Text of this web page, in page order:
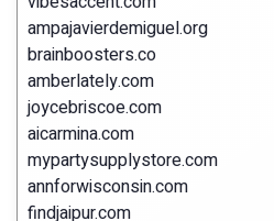
ampajavierdemiguel.org
brainboosters.co
amberlately.com
joycebriscoe.com
aicarmina.com
mypartysupplystore.com
annforwisconsin.com
findjaipur.com